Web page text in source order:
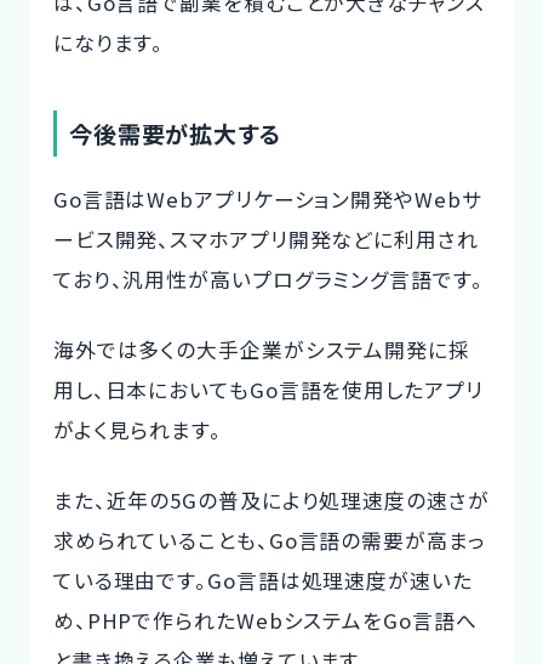
になります。
今後需要が拡大する
Go言語はWebアプリケーション開発やWebサ
ービス開発、スマホアプリ開発などに利用され
ており、汎用性が高いプログラミング言語です。
海外では多くの大手企業がシステム開発に採
用し、日本においてもGo言語を使用したアプリ
がよく見られます。
また、近年の5Gの普及により処理速度の速さが
求められていることも、Go言語の需要が高まっ
ている理由です。Go言語は処理速度が速いた
め、PHPで作られたWebシステムをGo言語へ